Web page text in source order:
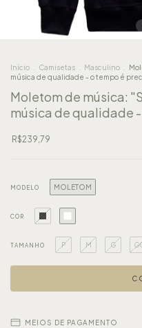
Início Camisetas Masculino
música de qualidade - o tempo é
Moletom de música:
música de qualidade
R$239,79
MODELO MOLETOM
COR
TAMANHO P M G
MEIOS DE PAGAMENTO